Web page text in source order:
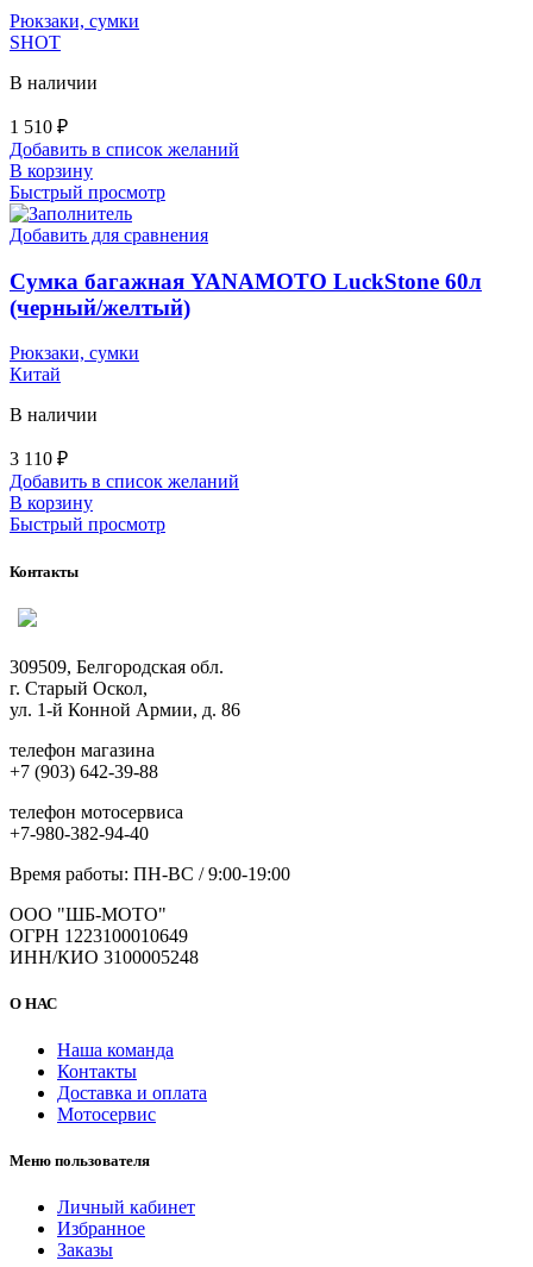
Рюкзаки, сумки
SHOT
В наличии
1 510 ₽
Добавить в список желаний
В корзину
Быстрый просмотр
Добавить для сравнения
Сумка багажная YANAMOTO LuckStone 60л
(черный/желтый)
Рюкзаки, сумки
Китай
В наличии
3 110 ₽
Добавить в список желаний
В корзину
Быстрый просмотр
Контакты
309509, Белгородская обл.
г. Старый Оскол,
ул. 1-й Конной Армии, д. 86
телефон магазина
+7 (903) 642-39-88
телефон мотосервиса
+7-980-382-94-40
Время работы: ПН-ВС / 9:00-19:00
ООО "ШБ-МОТО"
ОГРН 1223100010649
ИНН/КИО 3100005248
О НАС
Наша команда
Контакты
Доставка и оплата
Мотосервис
Меню пользователя
Личный кабинет
Избранное
Заказы